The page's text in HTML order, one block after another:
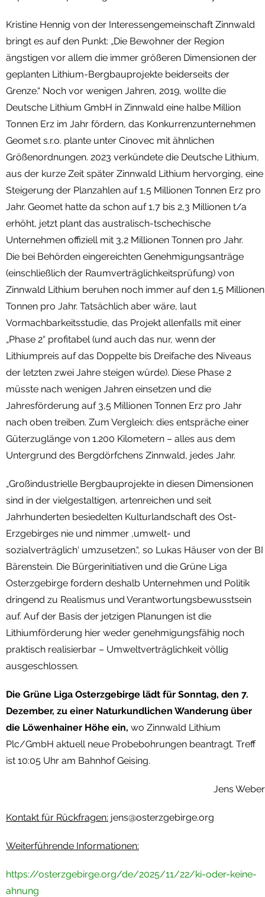
Kristine Hennig von der Interessengemeinschaft Zinnwald
bringt es auf den Punkt: „Die Bewohner der Region
ängstigen vor allem die immer größeren Dimensionen der
geplanten Lithium-Bergbauprojekte beiderseits der
Grenze.“ Noch vor wenigen Jahren, 2019, wollte die
Deutsche Lithium GmbH in Zinnwald eine halbe Million
Tonnen Erz im Jahr fördern, das Konkurrenzunternehmen
Geomet s.r.o. plante unter Cínovec mit ähnlichen
Größenordnungen. 2023 verkündete die Deutsche Lithium,
aus der kurze Zeit später Zinnwald Lithium hervorging, eine
Steigerung der Planzahlen auf 1,5 Millionen Tonnen Erz pro
Jahr. Geomet hatte da schon auf 1,7 bis 2,3 Millionen t/a
erhöht, jetzt plant das australisch-tschechische
Unternehmen offiziell mit 3,2 Millionen Tonnen pro Jahr.
Die bei Behörden eingereichten Genehmigungsanträge
(einschließlich der Raumverträglichkeitsprüfung) von
Zinnwald Lithium beruhen noch immer auf den 1,5 Millionen
Tonnen pro Jahr. Tatsächlich aber wäre, laut
Vormachbarkeitsstudie, das Projekt allenfalls mit einer
„Phase 2“ profitabel (und auch das nur, wenn der
Lithiumpreis auf das Doppelte bis Dreifache des Niveaus
der letzten zwei Jahre steigen würde). Diese Phase 2
müsste nach wenigen Jahren einsetzen und die
Jahresförderung auf 3,5 Millionen Tonnen Erz pro Jahr
nach oben treiben. Zum Vergleich: dies entspräche einer
Güterzuglänge von 1.200 Kilometern – alles aus dem
Untergrund des Bergdörfchens Zinnwald, jedes Jahr.
„Großindustrielle Bergbauprojekte in diesen Dimensionen
sind in der vielgestaltigen, artenreichen und seit
Jahrhunderten besiedelten Kulturlandschaft des Ost-
Erzgebirges nie und nimmer ‚umwelt- und
sozialverträglich‘ umzusetzen.“, so Lukas Häuser von der BI
Bärenstein. Die Bürgerinitiativen und die Grüne Liga
Osterzgebirge fordern deshalb Unternehmen und Politik
dringend zu Realismus und Verantwortungsbewusstsein
auf. Auf der Basis der jetzigen Planungen ist die
Lithiumförderung hier weder genehmigungsfähig noch
praktisch realisierbar – Umweltverträglichkeit völlig
ausgeschlossen.
Die Grüne Liga Osterzgebirge lädt für Sonntag, den 7.
Dezember, zu einer Naturkundlichen Wanderung über
die Löwenhainer Höhe ein, wo Zinnwald Lithium
Plc/GmbH aktuell neue Probebohrungen beantragt. Treff
ist 10:05 Uhr am Bahnhof Geising.
Jens Weber
Kontakt für Rückfragen: jens@osterzgebirge.org
Weiterführende Informationen:
https://osterzgebirge.org/de/2025/11/22/ki-oder-keine-
ahnung